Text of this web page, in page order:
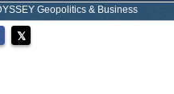
Geopolitics & Business